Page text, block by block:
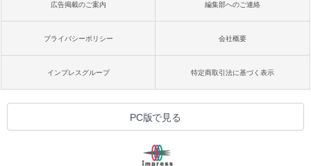
広告掲載のご案内 編集部へのご連絡
プライバシーポリシー 会社概要
インプレスグループ 特定商取引法に基づく表示
PC版で見る